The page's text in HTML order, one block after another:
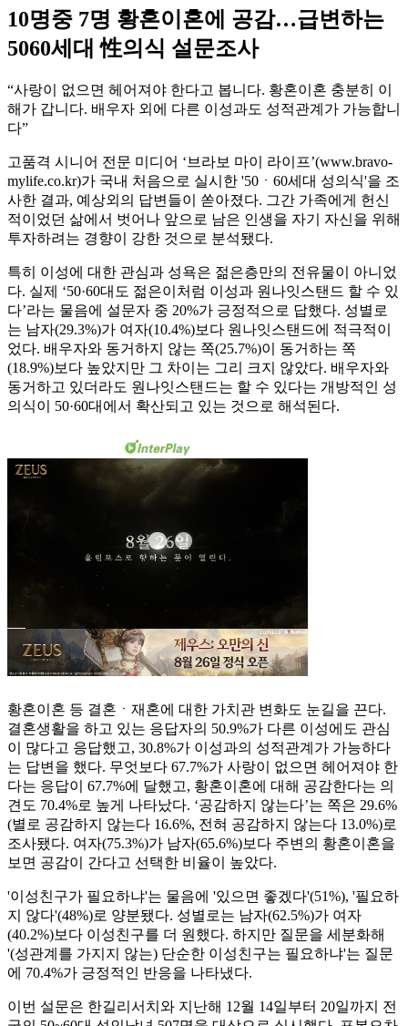
10명중 7명 황혼이혼에 공감…급변하는
5060세대 性의식 설문조사
“사랑이 없으면 헤어져야 한다고 봅니다. 황혼이혼 충분히 이
해가 갑니다. 배우자 외에 다른 이성과도 성적관계가 가능합니
다”
고품격 시니어 전문 미디어 ‘브라보 마이 라이프’(www.bravo-
mylife.co.kr)가 국내 처음으로 실시한 '50ㆍ60세대 성의식'을 조
사한 결과, 예상외의 답변들이 쏟아졌다. 그간 가족에게 헌신
적이었던 삶에서 벗어나 앞으로 남은 인생을 자기 자신을 위해
투자하려는 경향이 강한 것으로 분석됐다.
특히 이성에 대한 관심과 성욕은 젊은층만의 전유물이 아니었
다. 실제 ‘50·60대도 젊은이처럼 이성과 원나잇스탠드 할 수 있
다’라는 물음에 설문자 중 20%가 긍정적으로 답했다. 성별로
는 남자(29.3%)가 여자(10.4%)보다 원나잇스탠드에 적극적이
었다. 배우자와 동거하지 않는 쪽(25.7%)이 동거하는 쪽
(18.9%)보다 높았지만 그 차이는 그리 크지 않았다. 배우자와
동거하고 있더라도 원나잇스탠드는 할 수 있다는 개방적인 성
의식이 50·60대에서 확산되고 있는 것으로 해석된다.
황혼이혼 등 결혼ㆍ재혼에 대한 가치관 변화도 눈길을 끈다.
결혼생활을 하고 있는 응답자의 50.9%가 다른 이성에도 관심
이 많다고 응답했고, 30.8%가 이성과의 성적관계가 가능하다
는 답변을 했다. 무엇보다 67.7%가 사랑이 없으면 헤어져야 한
다는 응답이 67.7%에 달했고, 황혼이혼에 대해 공감한다는 의
견도 70.4%로 높게 나타났다. ‘공감하지 않는다’는 쪽은 29.6%
(별로 공감하지 않는다 16.6%, 전혀 공감하지 않는다 13.0%)로
조사됐다. 여자(75.3%)가 남자(65.6%)보다 주변의 황혼이혼을
보면 공감이 간다고 선택한 비율이 높았다.
'이성친구가 필요하냐'는 물음에 '있으면 좋겠다'(51%), '필요하
지 않다'(48%)로 양분됐다. 성별로는 남자(62.5%)가 여자
(40.2%)보다 이성친구를 더 원했다. 하지만 질문을 세분화해
'(성관계를 가지지 않는) 단순한 이성친구는 필요하냐'는 질문
에 70.4%가 긍정적인 반응을 나타냈다.
이번 설문은 한길리서치와 지난해 12월 14일부터 20일까지 전